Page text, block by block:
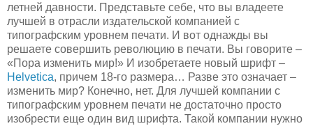
летней давности. Представьте себе, что вы владеете
лучшей в отрасли издательской компанией с
типографским уровнем печати. И вот однажды вы
решаете совершить революцию в печати. Вы говорите –
«Пора изменить мир!» И изобретаете новый шрифт –
Helvetica, причем 18-го размера… Разве это означает –
изменить мир? Конечно, нет. Для лучшей компании с
типографским уровнем печати не достаточно просто
изобрести еще один вид шрифта. Такой компании нужно